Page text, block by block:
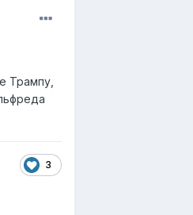
Трампу,
3